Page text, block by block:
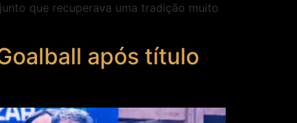
que recuperava uma tradição muito
após título